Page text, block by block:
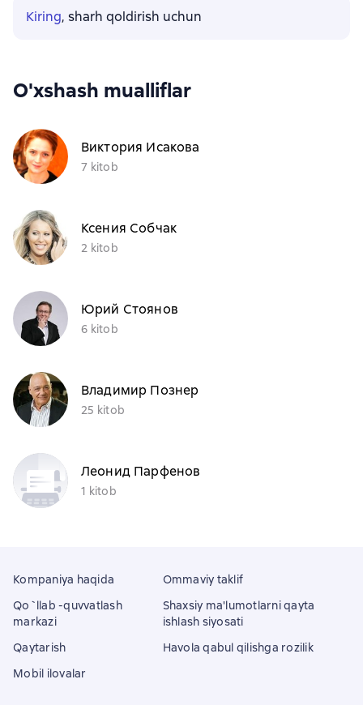
Kiring, sharh qoldirish uchun
O'xshash mualliflar
Виктория Исакова
7 kitob
Ксения Собчак
2 kitob
Юрий Стоянов
6 kitob
Владимир Познер
25 kitob
Леонид Парфенов
1 kitob
Kompaniya haqida
Qo`llab -quvvatlash
markazi
Qaytarish
Mobil ilovalar
Ommaviy taklif
Shaxsiy ma'lumotlarni qayta
ishlash siyosati
Havola qabul qilishga rozilik